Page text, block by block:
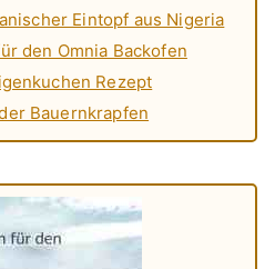
Eintopf aus Nigeria
den Omnia Backofen
Rezept
Bauernkrapfen